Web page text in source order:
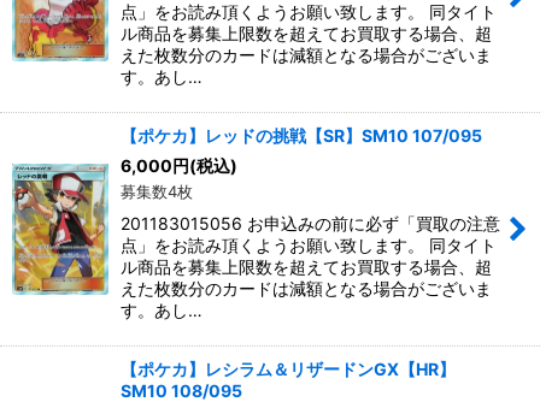
点」をお読み頂くようお願い致します。 同タイト
ル商品を募集上限数を超えてお買取する場合、超
えた枚数分のカードは減額となる場合がございま
す。あし…
【ポケカ】レッドの挑戦【SR】SM10 107/095
6,000円(税込)
募集数4枚
201183015056 お申込みの前に必ず「買取の注意
点」をお読み頂くようお願い致します。 同タイト
ル商品を募集上限数を超えてお買取する場合、超
えた枚数分のカードは減額となる場合がございま
す。あし…
【ポケカ】レシラム＆リザードンGX【HR】
SM10 108/095